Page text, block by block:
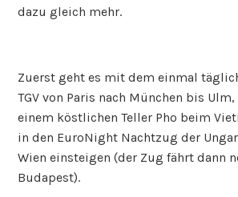
dazu gleich mehr.
Zuerst geht es mit dem einmal
TGV von Paris nach München bis
einem köstlichen Teller Pho beim
in den EuroNight Nachtzug der
Wien einsteigen (der Zug fährt dann
Budapest).